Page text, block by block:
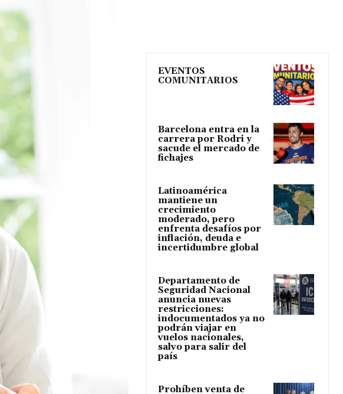
EVENTOS
COMUNITARIOS
Barcelona entra en la
carrera por Rodri y
sacude el mercado de
fichajes
Latinoamérica
mantiene un
crecimiento
moderado, pero
enfrenta desafíos por
inflación, deuda e
incertidumbre global
Departamento de
Seguridad Nacional
anuncia nuevas
restricciones:
indocumentados ya no
podrán viajar en
vuelos nacionales,
salvo para salir del
país
Prohíben venta de